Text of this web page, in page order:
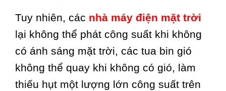
Tuy nhiên, các nhà máy điện mặt trời
lại không thể phát công suất khi không
có ánh sáng mặt trời, các tua bin gió
không thể quay khi không có gió, làm
thiếu hụt một lượng lớn công suất trên